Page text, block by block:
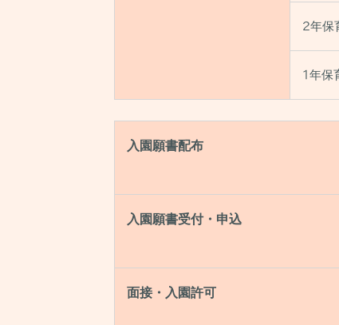
2年保
1年保
入園願書配布
入園願書受付・申込
面接・入園許可